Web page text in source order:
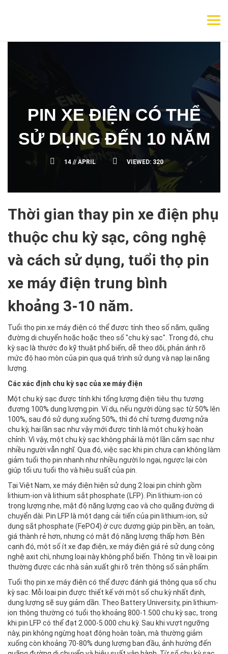
PIN XE ĐIỆN CÓ THỂ
SỬ DỤNG ĐẾN 10 NĂM
14 //APRIL VIEWED: 320
Thời gian thay pin xe điện phụ
thuộc chu kỳ sạc, công nghệ
và cách sử dụng, tuổi thọ pin
xe máy điện trung bình
khoảng 3-10 năm.
Tuổi thọ pin xe máy điện có thể được tính theo số năm, quãng
đường di chuyển hoặc hoặc theo số "chu kỳ sạc". Trong đó, chu
kỳ sạc là thước đo kỹ thuật phổ biến, dễ theo dõi, phản ánh rõ
mức độ hao mòn của pin qua quá trình sử dụng và nạp lại năng
lượng.
Các xác định chu kỳ sạc của xe máy điện
Một chu kỳ sạc được tính khi tổng lượng điện tiêu thụ tương
đương 100% dung lượng pin. Ví dụ, nếu người dùng sạc từ 50% lên
100%, sau đó sử dụng xuống 50%, thì đó chỉ tương đương nửa
chu kỳ, hai lần sạc như vậy mới được tính là một chu kỳ hoàn
chỉnh. Vì vậy, một chu kỳ sạc không phải là một lần cắm sạc như
nhiều người vẫn nghĩ. Qua đó, việc sạc khi pin chưa cạn không làm
giảm tuổi thọ pin nhanh như nhiều người lo ngại, ngược lại còn
giúp tối ưu tuổi thọ và hiệu suất của pin.
Tại Việt Nam, xe máy điện hiện sử dụng 2 loại pin chính gồm
lithium-ion và lithium sắt phosphate (LFP). Pin lithium-ion có
trọng lượng nhẹ, mật độ năng lượng cao và cho quãng đường di
chuyển dài. Pin LFP là một dạng cải tiến của pin lithium-ion, sử
dụng sắt phosphate (FePO4) ở cực dương giúp pin bền, an toàn,
giá thành rẻ hơn, nhưng có mật độ năng lượng thấp hơn. Bên
cạnh đó, một số ít xe đạp điện, xe máy điện giá rẻ sử dụng công
nghệ axit chì, nhưng loại này không phổ biến. Thông tin về loại pin
thường được các nhà sản xuất ghi rõ trên thông số sản phẩm.
Tuổi thọ pin xe máy điện có thể được đánh giá thông qua số chu
kỳ sạc. Mỗi loại pin được thiết kế với một số chu kỳ nhất định,
dung lượng sẽ suy giảm dần. Theo Battery University, pin lithium-
ion thông thường có tuổi thọ khoảng 800-1.500 chu kỳ sạc, trong
khi pin LFP có thể đạt 2.000-5.000 chu kỳ. Sau khi vượt ngưỡng
này, pin không ngừng hoạt động hoàn toàn, mà thường giảm
xuống còn khoảng 70-80% dung lượng ban đầu, ảnh hưởng đến